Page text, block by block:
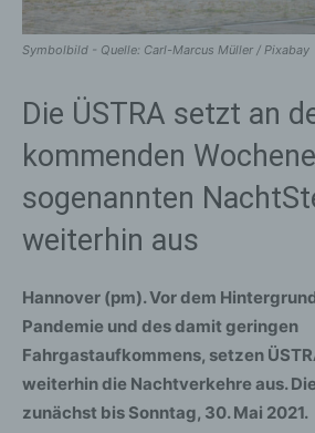
Symbolbild - Quelle: Carl-Marcus Müller / Pixabay
Die ÜSTRA setzt an
kommenden
sogenannten
weiterhin aus
Hannover (pm). Vor dem
Pandemie und des damit geringen
Fahrgastaufkommens, setzen
weiterhin die Nachtverkehre aus.
zunächst bis Sonntag, 30. Mai 2021.